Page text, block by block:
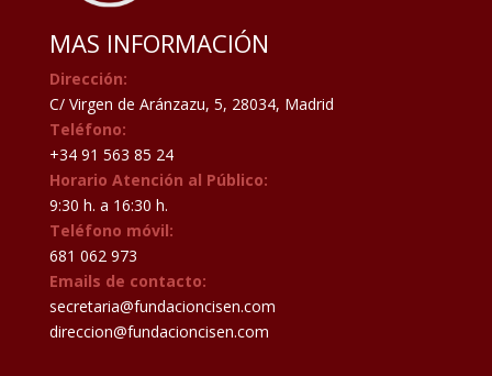
MAS INFORMACIÓN
Dirección:
C/ Virgen de Aránzazu, 5, 28034, Madrid
Teléfono:
+34 91 563 85 24
Horario Atención al Público:
9:30 h. a 16:30 h.
Teléfono móvil:
681 062 973
Emails de contacto:
secretaria@fundacioncisen.com
direccion@fundacioncisen.com